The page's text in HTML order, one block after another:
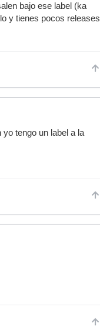
bajo ese label (ka
y tienes pocos releases
tengo un label a la